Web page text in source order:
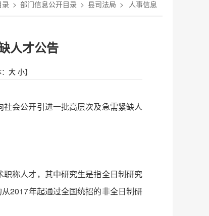
> 部门信息公开目录 > 县司法局 > 人事信息
人才公告
大 小】
会公开引进一批高层次及急需紧缺人
称人才，其中研究生是指全日制研究
2017年起通过全国统招的非全日制研